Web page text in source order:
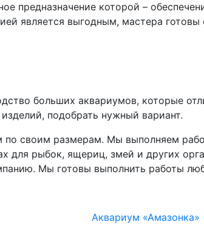
предназначение которой –
является выгодным, мастера
больших аквариумов, которые
подобрать нужный вариант.
по своим размерам. Мы выполняем
для рыбок, ящериц, змей и других
Мы готовы выполнить работы
Аквариум «Амазонка»